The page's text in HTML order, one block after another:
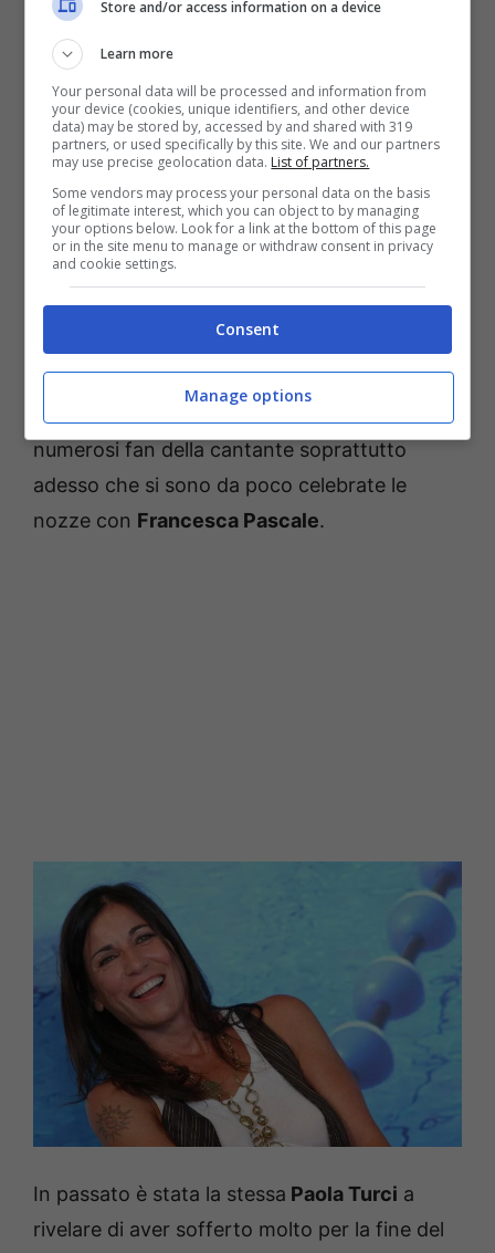
media non travolgesse del tutto la propria
quotidianità e parlassero costantemente di
entrambi: lei artista amatissime nel campo
della musica italiana e lui un noto giornalista
che ancora oggi collabora con R101.
marito di Paola Turci e proprio lui il
giornalista Andrea Amato.
In che rapporti sono oggi
Paola Turci e il suo ex?
Questa è una domanda che si pongono
numerosi fan della cantante soprattutto
adesso che si sono da poco celebrate le
nozze con Francesca Pascale.
In passato è stata la stessa Paola Turci a
rivelare di aver sofferto molto per la fine del
Store and/or access information on a device
Learn more
Your personal data will be processed and information from
your device (cookies, unique identifiers, and other device
data) may be stored by, accessed by and shared with 319
partners, or used specifically by this site. We and our partners
may use precise geolocation data. List of partners.
Some vendors may process your personal data on the basis
of legitimate interest, which you can object to by managing
your options below. Look for a link at the bottom of this page
or in the site menu to manage or withdraw consent in privacy
and cookie settings.
Consent
Manage options